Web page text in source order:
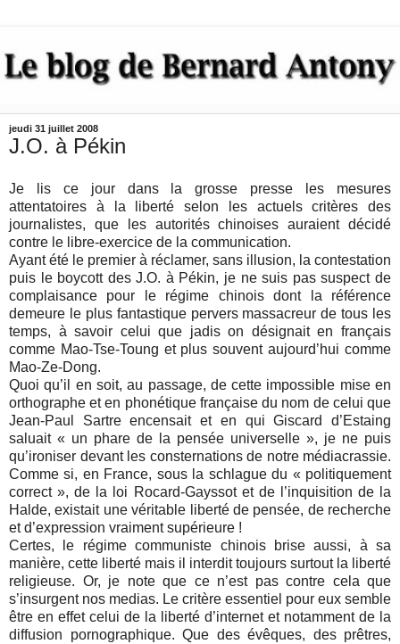
jeudi 31 juillet 2008
J.O. à Pékin
Je lis ce jour dans la grosse presse les mesures
attentatoires à la liberté selon les actuels critères des
journalistes, que les autorités chinoises auraient décidé
contre le libre-exercice de la communication.
Ayant été le premier à réclamer, sans illusion, la contestation
puis le boycott des J.O. à Pékin, je ne suis pas suspect de
complaisance pour le régime chinois dont la référence
demeure le plus fantastique pervers massacreur de tous les
temps, à savoir celui que jadis on désignait en français
comme Mao-Tse-Toung et plus souvent aujourd’hui comme
Mao-Ze-Dong.
Quoi qu’il en soit, au passage, de cette impossible mise en
orthographe et en phonétique française du nom de celui que
Jean-Paul Sartre encensait et en qui Giscard d’Estaing
saluait « un phare de la pensée universelle », je ne puis
qu’ironiser devant les consternations de notre médiacrassie.
Comme si, en France, sous la schlague du « politiquement
correct », de la loi Rocard-Gayssot et de l’inquisition de la
Halde, existait une véritable liberté de pensée, de recherche
et d’expression vraiment supérieure !
Certes, le régime communiste chinois brise aussi, à sa
manière, cette liberté mais il interdit toujours surtout la liberté
religieuse. Or, je note que ce n’est pas contre cela que
s’insurgent nos medias. Le critère essentiel pour eux semble
être en effet celui de la liberté d’internet et notamment de la
diffusion pornographique. Que des évêques, des prêtres,